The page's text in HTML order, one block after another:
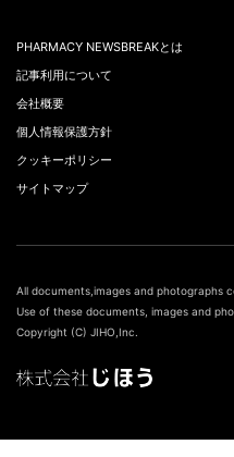
PHARMACY NEWSBREAKとは
記事利用について
会社概要
個人情報保護方針
クッキーポリシー
サイトマップ
All documents,images and photographs
Use of these documents, images and
Copyright (C) JIHO,Inc.